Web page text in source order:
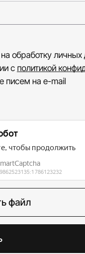
обработку
с политикой
писем на e-mail
файл